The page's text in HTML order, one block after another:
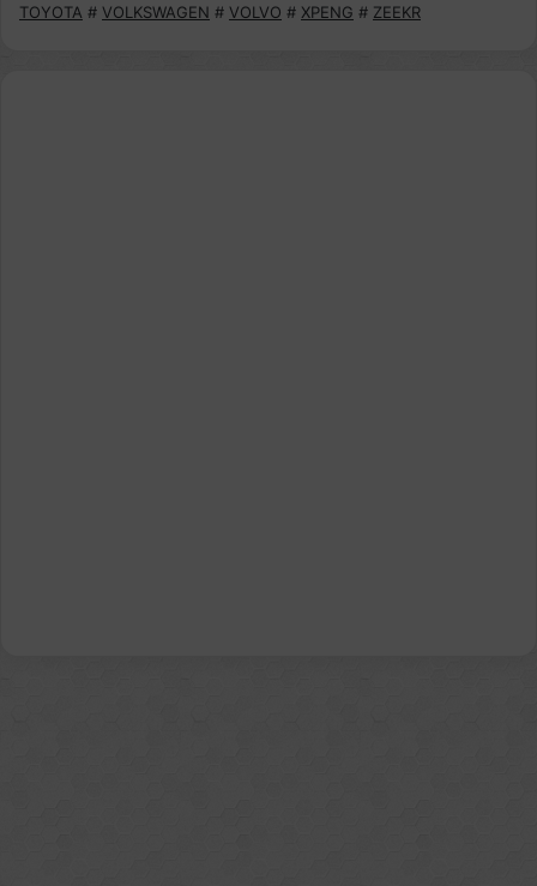
TOYOTA # VOLKSWAGEN # VOLVO # XPENG # ZEEKR